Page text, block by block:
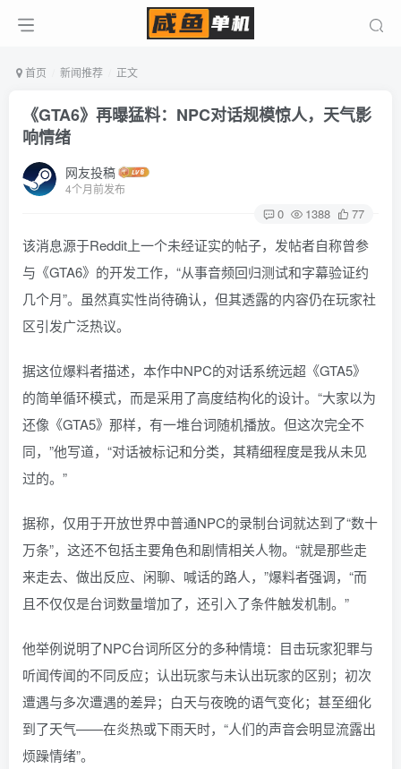
首页 新闻推荐 正文
《GTA6》再曝猛料：NPC对话规模惊人，天气影
响情绪
网友投稿
4个月前发布
0 1388 77
该消息源于Reddit上一个未经证实的帖子，发帖者自称曾参
与《GTA6》的开发工作，“从事音频回归测试和字幕验证约
几个月”。虽然真实性尚待确认，但其透露的内容仍在玩家社
区引发广泛热议。
据这位爆料者描述，本作中NPC的对话系统远超《GTA5》
的简单循环模式，而是采用了高度结构化的设计。“大家以为
还像《GTA5》那样，有一堆台词随机播放。但这次完全不
同，”他写道，“对话被标记和分类，其精细程度是我从未见
过的。”
据称，仅用于开放世界中普通NPC的录制台词就达到了“数十
万条”，这还不包括主要角色和剧情相关人物。“就是那些走
来走去、做出反应、闲聊、喊话的路人，”爆料者强调，“而
且不仅仅是台词数量增加了，还引入了条件触发机制。”
他举例说明了NPC台词所区分的多种情境：目击玩家犯罪与
听闻传闻的不同反应；认出玩家与未认出玩家的区别；初次
遭遇与多次遭遇的差异；白天与夜晚的语气变化；甚至细化
到了天气——在炎热或下雨天时，“人们的声音会明显流露出
烦躁情绪”。